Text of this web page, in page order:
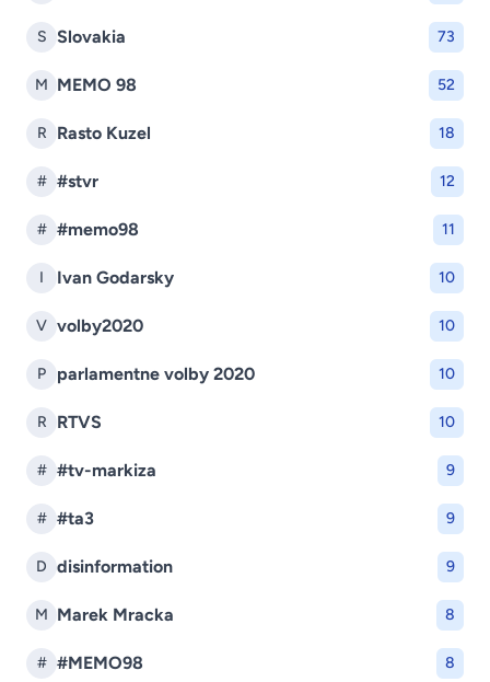
S Slovakia 73
M MEMO 98 52
R Rasto Kuzel 18
# #stvr 12
# #memo98 11
I Ivan Godarsky 10
V volby2020 10
P parlamentne volby 2020 10
R RTVS 10
# #tv-markiza 9
# #ta3 9
D disinformation 9
M Marek Mracka 8
# #MEMO98 8